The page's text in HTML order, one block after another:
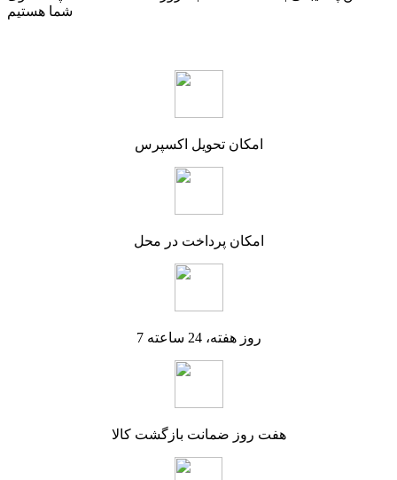
شما هستیم
امکان تحویل اکسپرس
امکان پرداخت در محل
7 روز هفته، 24 ساعته
هفت روز ضمانت بازگشت کالا